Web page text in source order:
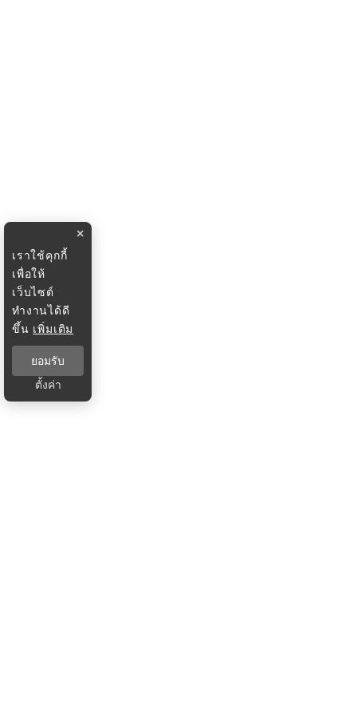
×
เราใช้คุกกี้
เพื่อให้
เว็บไซต์
ทำงานได้ดี
ขึ้น เพิ่มเติม
ยอมรับ
ตั้งค่า